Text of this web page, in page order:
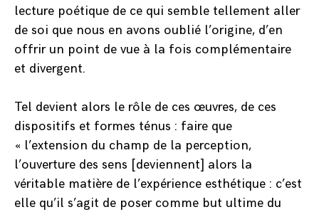
lecture poétique de ce qui semble tellement aller
de soi que nous en avons oublié l’origine, d’en
offrir un point de vue à la fois complémentaire
et divergent.
Tel devient alors le rôle de ces œuvres, de ces
dispositifs et formes ténus : faire que
« l’extension du champ de la perception,
l’ouverture des sens [deviennent] alors la
véritable matière de l’expérience esthétique : c’est
elle qu’il s’agit de poser comme but ultime du